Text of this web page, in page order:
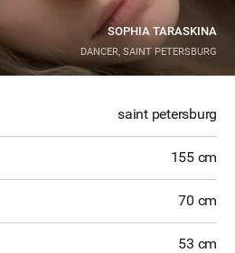
SOPHIA TARASKINA
DANCER, SAINT PETERSBURG
saint petersburg
155 cm
70 cm
53 cm